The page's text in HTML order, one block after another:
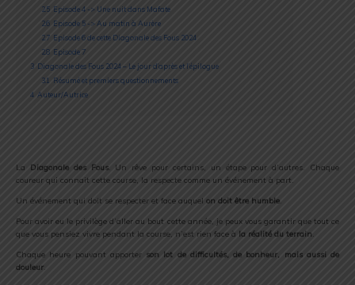
2.5 Episode 4 -> Une nuit dans Mafate
2.6 Episode 5 -> Au matin à Aurère
2.7 Episode 6 de cette Diagonale des Fous 2024
2.8 Episode 7
3 Diagonale des Fous 2024 – Le jour d’après et l’épilogue
3.1
Résumé et premiers questionnements
4 Auteur/Autrice
La Diagonale des Fous. Un rêve pour certains, un étape pour d’autres. Chaque
coureur qui connait cette course, la respecte comme un événement à part.
Un événement qui doit se respecter et face auquel on doit être humble.
Pour avoir eu le privilège d’aller au bout cette année, je peux vous garantir que tout ce
que vous pensiez vivre pendant la course, n’est rien face à la réalité du terrain.
Chaque heure pouvant apporter son lot de difficultés, de bonheur, mais aussi de
douleur